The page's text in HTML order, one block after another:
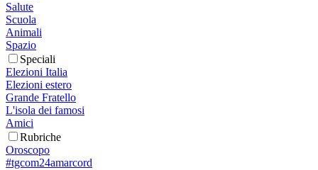
Salute
Scuola
Animali
Spazio
Speciali
Elezioni Italia
Elezioni estero
Grande Fratello
L'isola dei famosi
Amici
Rubriche
Oroscopo
#tgcom24amarcord